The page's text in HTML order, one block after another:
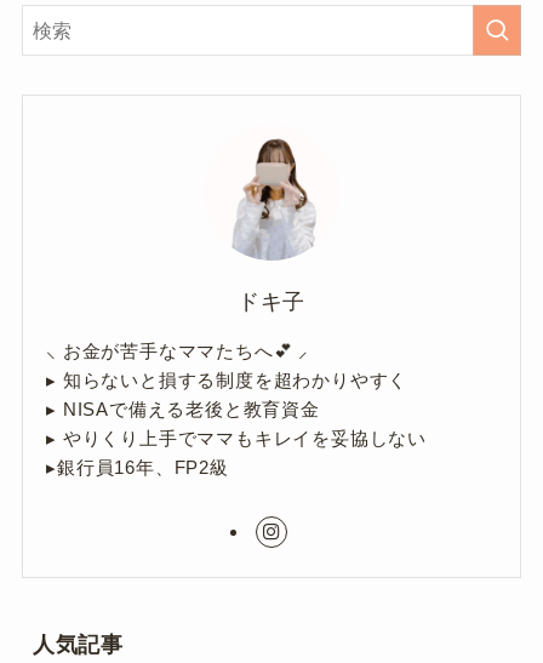
ドキ子
⸜ お金が苦手なママたちへ💕 ⸝
▸ 知らないと損する制度を超わかりやすく
▸ NISAで備える老後と教育資金
▸ やりくり上手でママもキレイを妥協しない
▸銀行員16年、FP2級
人気記事